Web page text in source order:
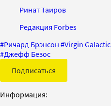
Ринат Таиров
Редакция Forbes
#Ричард Брэнсон #Virgin Galactic
#Джефф Безос
Подписаться
Информация: